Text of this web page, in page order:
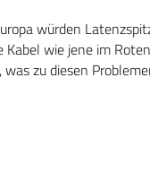
würden
wie jene im
zu diesen